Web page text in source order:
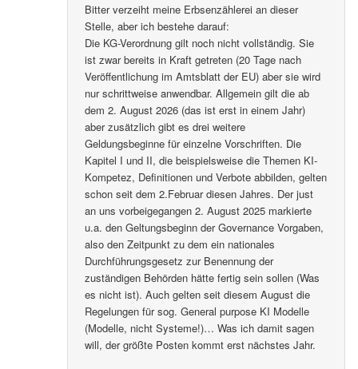
Bitter verzeiht meine Erbsenzählerei an dieser
Stelle, aber ich bestehe darauf:
Die KG-Verordnung gilt noch nicht vollständig. Sie
ist zwar bereits in Kraft getreten (20 Tage nach
Veröffentlichung im Amtsblatt der EU) aber sie wird
nur schrittweise anwendbar. Allgemein gilt die ab
dem 2. August 2026 (das ist erst in einem Jahr)
aber zusätzlich gibt es drei weitere
Geldungsbeginne für einzelne Vorschriften. Die
Kapitel I und II, die beispielsweise die Themen KI-
Kompetez, Definitionen und Verbote abbilden, gelten
schon seit dem 2.Februar diesen Jahres. Der just
an uns vorbeigegangen 2. August 2025 markierte
u.a. den Geltungsbeginn der Governance Vorgaben,
also den Zeitpunkt zu dem ein nationales
Durchführungsgesetz zur Benennung der
zuständigen Behörden hätte fertig sein sollen (Was
es nicht ist). Auch gelten seit diesem August die
Regelungen für sog. General purpose KI Modelle
(Modelle, nicht Systeme!)… Was ich damit sagen
will, der größte Posten kommt erst nächstes Jahr.